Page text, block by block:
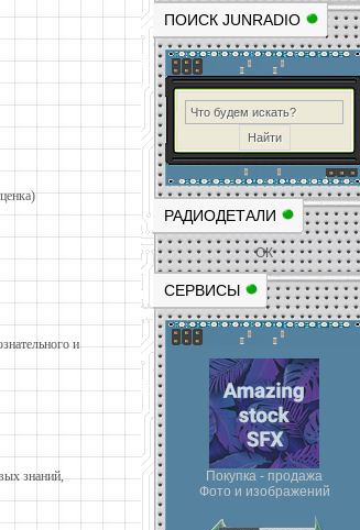
ПОИСК JUNRADIO
РАДИОДЕТАЛИ
ОК
СЕРВИСЫ
Покупка - продажа
Фото и изображений
и
знаний,